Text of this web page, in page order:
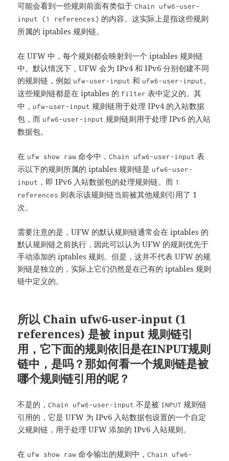
可能会看到一些规则前面有类似于Chain ufw6-user-
input (1 references) 的内容。这实际上是指这些规则
所属的 iptables 规则链。
在 UFW 中，每个规则都会映射到一个 iptables 规则链
中。默认情况下，UFW 会为 IPv4 和 IPv6 分别创建不同
的规则链，例如 ufw-user-input 和 ufw6-user-input。
这些规则链都是在 iptables 的 filter 表中定义的。其
中， ufw-user-input 规则链用于处理 IPv4 的入站数据
包，而 ufw6-user-input 规则链则用于处理 IPv6 的入站
数据包。
在 ufw show raw 命令中，Chain ufw6-user-input 表
示以下的规则所属的 iptables 规则链是 ufw6-user-
input ，即 IPv6 入站数据包的处理规则链。而 1
references 则表示该规则链当前被其他规则引用了 1
次。
需要注意的是，UFW 的默认规则链通常会在 iptables 的
默认规则链之前执行，因此可以认为 UFW 的规则优先于
手动添加的 iptables 规则。但是，这并不代表 UFW 的规
则链是独立的，实际上它们仍然是在已有的 iptables 规则
链中定义的。
所以 Chain ufw6-user-input (1
references) 是被 input 规则链引
用，它下面的规则依旧是在INPUT规则
链中，是吗？那如何看一个规则链是被
哪个规则链引用的呢？
不是的，Chain ufw6-user-input 不是被 INPUT 规则链
引用的，它是 UFW 为 IPv6 入站数据包设置的一个自定
义规则链，用于处理 UFW 添加的 IPv6 入站规则。
在 ufw show raw 命令输出的规则中，Chain ufw6-